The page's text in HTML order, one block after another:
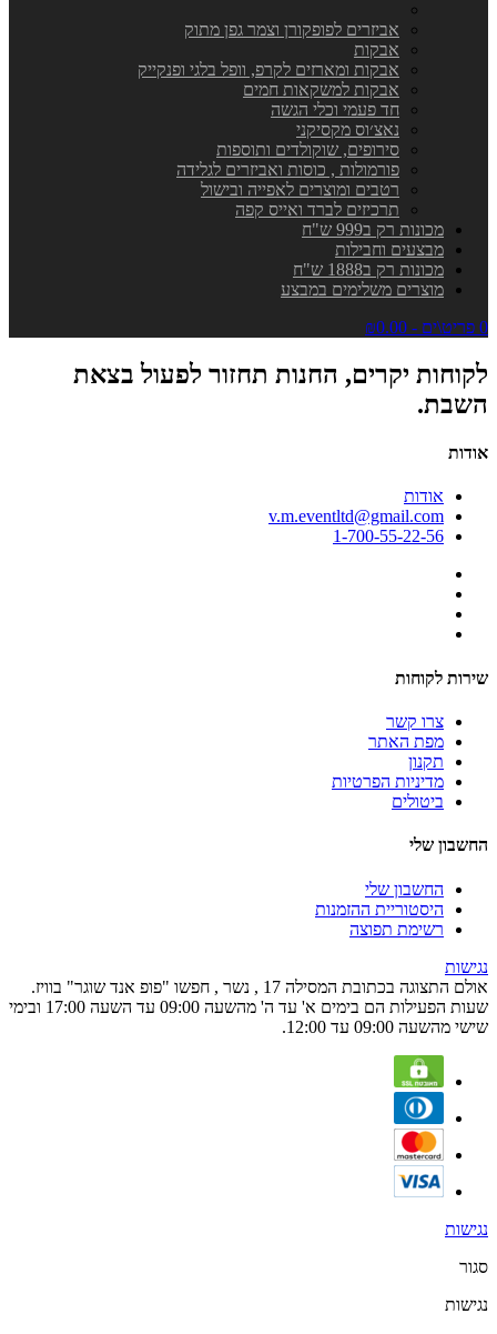
אביזרים לפופקורן וצמר גפן מתוק
אבקות
אבקות ומארזים לקרפ, וופל בלגי ופנקייק
אבקות למשקאות חמים
חד פעמי וכלי הגשה
נאצ׳וס מקסיקני
סירופים, שוקולדים ותוספות
פורמולות , כוסות ואביזרים לגלידה
רטבים ומוצרים לאפייה ובישול
תרכיזים לברד ואייס קפה
מכונות רק ב999 ש"ח
מבצעים וחבילות
מכונות רק ב1888 ש"ח
מוצרים משלימים במבצע
0 פריט\ים - ₪0.00
לקוחות יקרים, החנות תחזור לפעול בצאת
השבת.
אודות
אודות
v.m.eventltd@gmail.com
1-700-55-22-56
שירות לקוחות
צרו קשר
מפת האתר
תקנון
מדיניות הפרטיות
ביטולים
החשבון שלי
החשבון שלי
היסטוריית ההזמנות
רשימת תפוצה
נגישות
אולם התצוגה בכתובת המסילה 17 , נשר , חפשו "פופ אנד שוגר" בוויז.
שעות הפעילות הם בימים א' עד ה' מהשעה 09:00 עד השעה 17:00 ובימי
שישי מהשעה 09:00 עד 12:00.
נגישות
סגור
נגישות